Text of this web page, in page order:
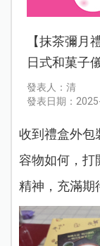
【抹茶彌月
日式和菓子
發表人：清
發表日期：
收到禮盒外包
容物如何，打
精神，充滿期